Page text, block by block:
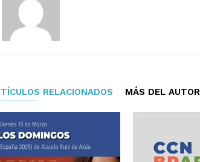
RELACIONADOS MÁS DEL AUTOR